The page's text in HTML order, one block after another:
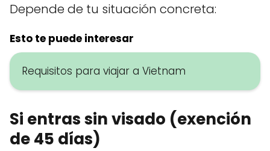
Depende de tu situación concreta:
Esto te puede interesar
Requisitos para viajar a Vietnam
Si entras sin visado (exención
de 45 días)